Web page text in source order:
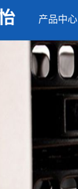
产品中心